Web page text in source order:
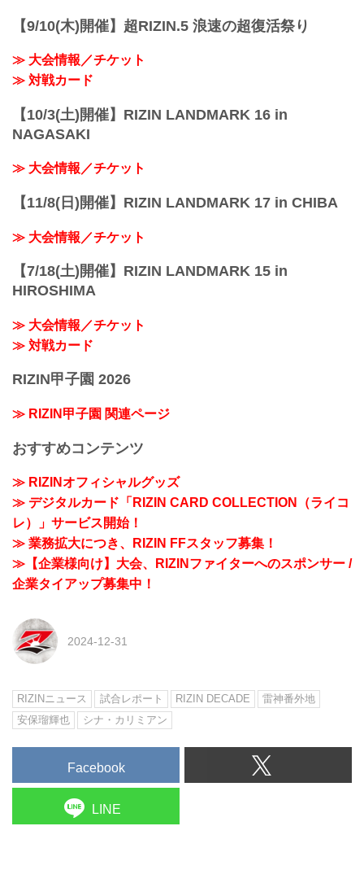
※通しチケットの返金の対応はございま
せん。
【9/10(木)開催】超RIZIN.5 浪速の超復活祭り
≫ 大会情報／チケット
≫ 対戦カード
【10/3(土)開催】RIZIN LANDMARK 16 in
NAGASAKI
≫ 大会情報／チケット
【11/8(日)開催】RIZIN LANDMARK 17 in CHIBA
≫ 大会情報／チケット
【7/18(土)開催】RIZIN LANDMARK 15 in
HIROSHIMA
≫ 大会情報／チケット
≫ 対戦カード
RIZIN甲子園 2026
≫ RIZIN甲子園 関連ページ
おすすめコンテンツ
≫ RIZINオフィシャルグッズ
≫ デジタルカード「RIZIN CARD COLLECTION（ライコ
レ）」サービス開始！
≫ 業務拡大につき、RIZIN FFスタッフ募集！
≫【企業様向け】大会、RIZINファイターへのスポンサー /
企業タイアップ募集中！
2024-12-31
RIZINニュース 試合レポート RIZIN DECADE
雷神番外地
安保瑠輝也
シナ・カリミアン
Facebook
LINE